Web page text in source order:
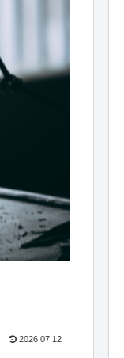
2026.07.12